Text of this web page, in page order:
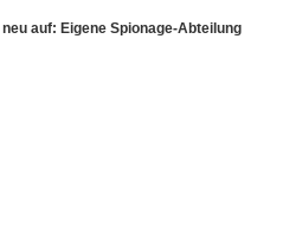
auf: Eigene Spionage-Abteilung